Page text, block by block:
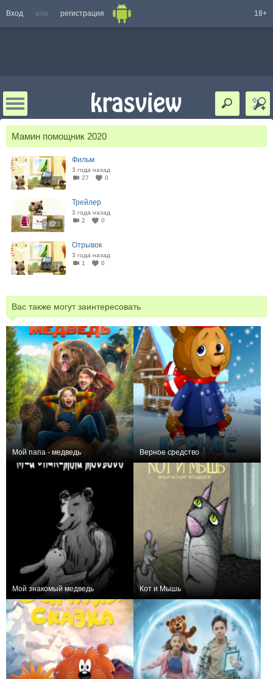
Вход или регистрация 18+
Мамин помощник 2020
04:01
Фильм
3 года назад
27
0
00:23
Трейлер
3 года назад
2
0
00:37
Отрывок
3 года назад
1
0
Вас также могут заинтересовать
Мой папа - медведь Верное средство
Мой знакомый медведь Кот и Мышь